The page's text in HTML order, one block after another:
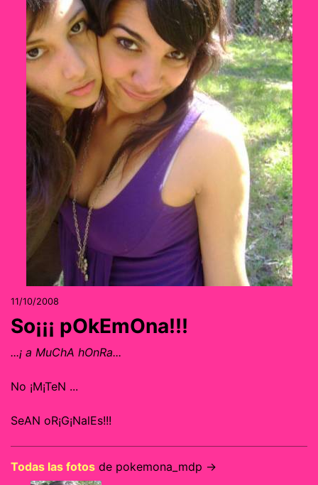
11/10/2008
So¡¡¡ pOkEmOna!!!
...¡ a MuChA hOnRa...
No ¡M¡TeN ...
SeAN oR¡G¡NalEs!!!
Todas las fotos de pokemona_mdp →